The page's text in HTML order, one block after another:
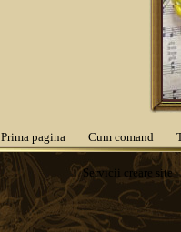
Prima pagina Cum comand
Servicii creare site